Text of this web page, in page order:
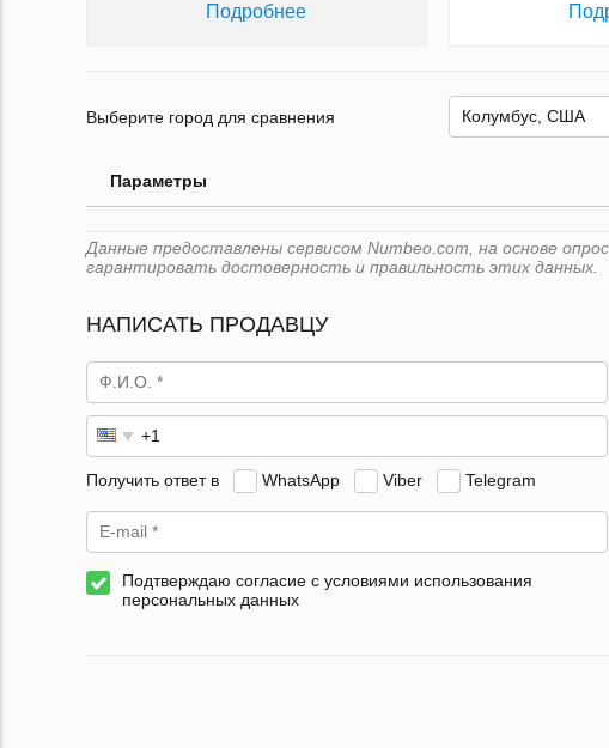
Подробнее
Выберите город для сравнения
Параметры
Данные предоставлены сервисом Numbeo.com, на основе
гарантировать достоверность и правильность этих данных.
НАПИСАТЬ ПРОДАВЦУ
Получить ответ в WhatsApp Viber Telegram
Подтверждаю согласие с условиями использования
персональных данных